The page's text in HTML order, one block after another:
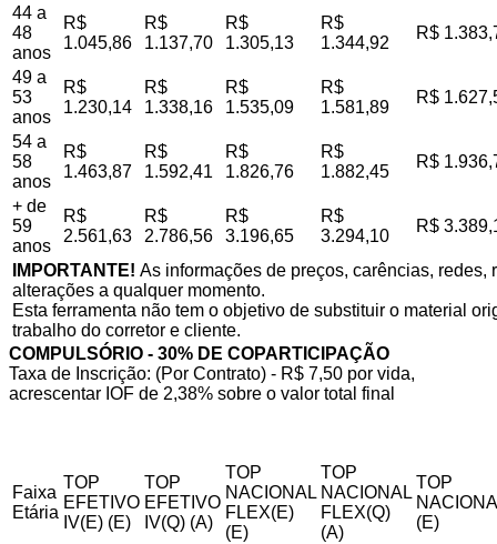
44 a
48
anos
R$
1.045,86
R$
1.137,70
R$
1.305,13
R$
1.344,92
R$
49 a
53
anos
R$
1.230,14
R$
1.338,16
R$
1.535,09
R$
1.581,89
R$
54 a
58
anos
R$
1.463,87
R$
1.592,41
R$
1.826,76
R$
1.882,45
R$
+ de
59
anos
R$
2.561,63
R$
2.786,56
R$
3.196,65
R$
3.294,10
R$
IMPORTANTE! As informações de preços, carências,
alterações a qualquer momento.
Esta ferramenta não tem o objetivo de substituir o material
trabalho do corretor e cliente.
COMPULSÓRIO - 30% DE COPARTICIPAÇÃO
Taxa de Inscrição: (Por Contrato) - R$ 7,50 por vida,
acrescentar IOF de 2,38% sobre o valor total final
Faixa
Etária
TOP
EFETIVO
IV(E) (E)
TOP
EFETIVO
IV(Q) (A)
TOP
NACIONAL
FLEX(E)
(E)
TOP
NACIONAL
FLEX(Q)
(A)
TOP
(E)